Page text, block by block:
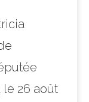
le 26 août